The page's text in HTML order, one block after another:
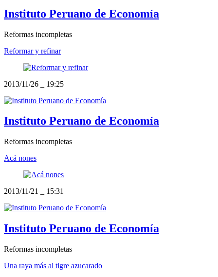
Instituto Peruano de Economía
Reformas incompletas
Reformar y refinar
2013/11/26 19:25
Instituto Peruano de Economía
Reformas incompletas
Acá nones
2013/11/21 15:31
Instituto Peruano de Economía
Reformas incompletas
Una raya más al tigre azucarado